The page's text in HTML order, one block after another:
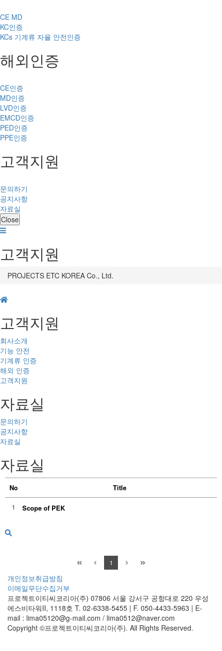
CE MD
KC인증
KCs 기계류 자율 안전인증
해외인증
CE인증
MD인증
LVD인증
EMCD인증
PED인증
PPE인증
고객지원
문의하기
공지사항
자료실
Close
고객지원
PROJECTS ETC KOREA Co., Ltd.
고객지원
회사소개
기능 안전
기계류 인증
해외 인증
고객지원
자료실
문의하기
공지사항
자료실
자료실
No Title
1 Scope of PEK
1
개인정보취급방침
이메일무단수집거부
프로젝트이티씨코리아(주) 07806 서울 강서구 공항대로 220 우성
에스비타워II, 1118호 T. 02-6338-5455 | F. 050-4433-5963 | E-
mail : lima05120@g-mail.com / lima0512@naver.com
Copyright ©프로젝트이티씨코리아(주). All Rights Reserved.